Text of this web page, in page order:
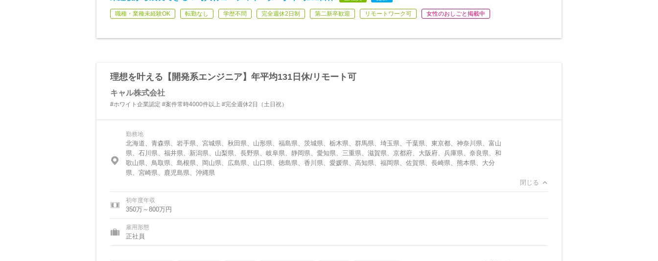
職種・業種未経験OK 転勤なし 学歴不問 完全週休2日制 第二新卒歓迎 リモートワーク可 女性のおしごと掲載中
理想を叶える【開発系エンジニア】年平均131日休/リモート可
キャル株式会社
#ホワイト企業認定 #案件常時4000件以上 #完全週休2日（土日祝）
勤務地
北海道、青森県、岩手県、宮城県、秋田県、山形県、福島県、茨城県、栃木県、群馬県、埼玉県、千葉県、東京都、神奈川県、富山
県、石川県、福井県、新潟県、山梨県、長野県、岐阜県、静岡県、愛知県、三重県、滋賀県、京都府、大阪府、兵庫県、奈良県、和
歌山県、鳥取県、島根県、岡山県、広島県、山口県、徳島県、香川県、愛媛県、高知県、福岡県、佐賀県、長崎県、熊本県、大分
県、宮崎県、鹿児島県、沖縄県
閉じる
初年度年収
350万～800万円
雇用形態
正社員